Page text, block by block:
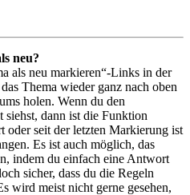
neu?
als neu markieren“-Links in der
Thema wieder ganz nach oben
holen. Wenn du den
siehst, dann ist die Funktion
oder seit der letzten Markierung ist
Es ist auch möglich, das
indem du einfach eine Antwort
sicher, dass du die Regeln
wird meist nicht gerne gesehen,